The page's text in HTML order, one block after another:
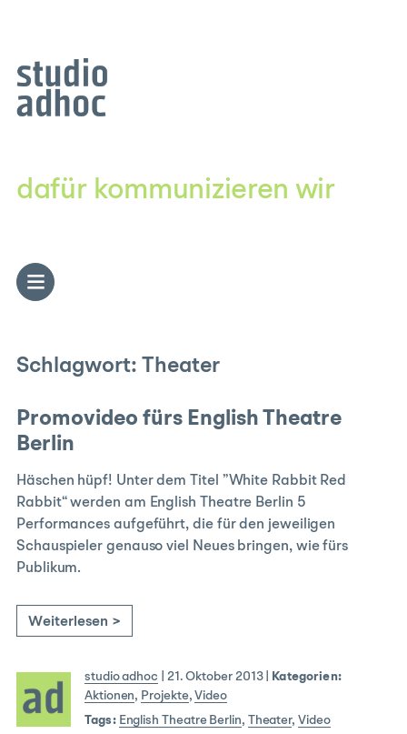
dafür kommunizieren wir
Schlagwort: Theater
Promovideo fürs English Theatre
Berlin
Häschen hüpf! Unter dem Titel ”White Rabbit Red
Rabbit“ werden am English Theatre Berlin 5
Performances aufgeführt, die für den jeweiligen
Schauspieler genauso viel Neues bringen, wie fürs
Publikum.
Weiterlesen >
studio adhoc 21. Oktober 2013|
Kategorien:
Aktionen, Projekte,Video
Tags: English Theatre Berlin, Theater,Video